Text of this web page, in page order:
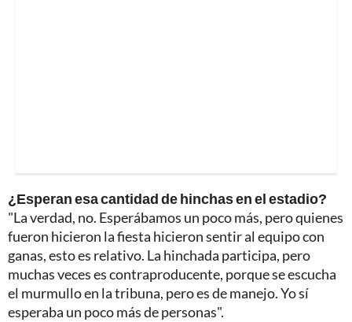
¿Esperan esa cantidad de hinchas en el estadio?
"La verdad, no. Esperábamos un poco más, pero quienes
fueron hicieron la fiesta hicieron sentir al equipo con
ganas, esto es relativo. La hinchada participa, pero
muchas veces es contraproducente, porque se escucha
el murmullo en la tribuna, pero es de manejo. Yo sí
esperaba un poco más de personas".